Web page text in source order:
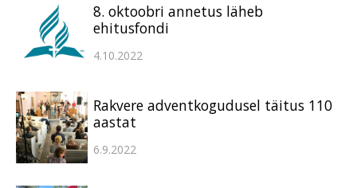
8. oktoobri annetus läheb
ehitusfondi
4.10.2022
Rakvere adventkogudusel täitus 110
aastat
6.9.2022